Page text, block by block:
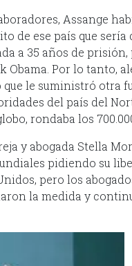
Assange
de ese país que sería
a 35 años de prisión,
Por lo tanto,
le suministró otra
del país del
rondaba los
y abogada Stella
pidiendo su
pero los
la medida y